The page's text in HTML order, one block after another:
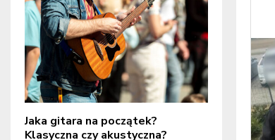
Jaka gitara na początek?
Klasyczna czy akustyczna?